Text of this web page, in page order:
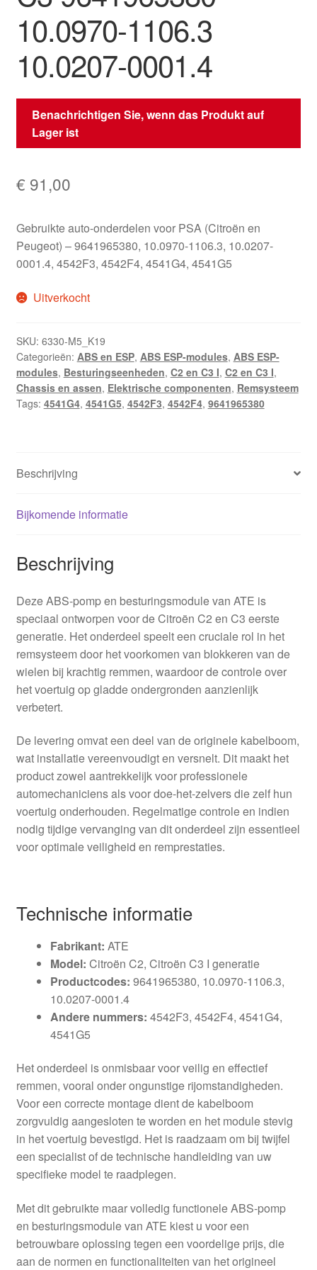
10.0970-1106.3
10.0207-0001.4
Benachrichtigen Sie, wenn das Produkt auf
Lager ist
€ 91,00
Gebruikte auto-onderdelen voor PSA (Citroën en
Peugeot) – 9641965380, 10.0970-1106.3, 10.0207-
0001.4, 4542F3, 4542F4, 4541G4, 4541G5
Uitverkocht
SKU: 6330-M5_K19
Categorieën: ABS en ESP, ABS ESP-modules, ABS ESP-
modules, Besturingseenheden, C2 en C3 I, C2 en C3 I,
Chassis en assen, Elektrische componenten, Remsysteem
Tags: 4541G4, 4541G5, 4542F3, 4542F4, 9641965380
Beschrijving
Bijkomende informatie
Beschrijving
Deze ABS-pomp en besturingsmodule van ATE is
speciaal ontworpen voor de Citroën C2 en C3 eerste
generatie. Het onderdeel speelt een cruciale rol in het
remsysteem door het voorkomen van blokkeren van de
wielen bij krachtig remmen, waardoor de controle over
het voertuig op gladde ondergronden aanzienlijk
verbetert.
De levering omvat een deel van de originele kabelboom,
wat installatie vereenvoudigt en versnelt. Dit maakt het
product zowel aantrekkelijk voor professionele
automechaniciens als voor doe-het-zelvers die zelf hun
voertuig onderhouden. Regelmatige controle en indien
nodig tijdige vervanging van dit onderdeel zijn essentieel
voor optimale veiligheid en remprestaties.
Technische informatie
Fabrikant: ATE
Model: Citroën C2, Citroën C3 I generatie
Productcodes: 9641965380, 10.0970-1106.3,
10.0207-0001.4
Andere nummers: 4542F3, 4542F4, 4541G4,
4541G5
Het onderdeel is onmisbaar voor veilig en effectief
remmen, vooral onder ongunstige rijomstandigheden.
Voor een correcte montage dient de kabelboom
zorgvuldig aangesloten te worden en het module stevig
in het voertuig bevestigd. Het is raadzaam om bij twijfel
een specialist of de technische handleiding van uw
specifieke model te raadplegen.
Met dit gebruikte maar volledig functionele ABS-pomp
en besturingsmodule van ATE kiest u voor een
betrouwbare oplossing tegen een voordelige prijs, die
aan de normen en functionaliteiten van het origineel